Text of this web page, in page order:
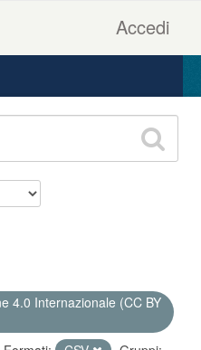
Accedi
4.0 Internazionale (CC BY